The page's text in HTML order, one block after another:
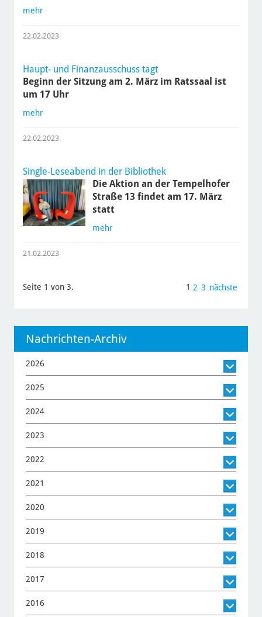
mehr
22.02.2023
Haupt- und Finanzausschuss tagt
Beginn der Sitzung am 2. März im Ratssaal ist
um 17 Uhr
mehr
22.02.2023
Single-Leseabend in der Bibliothek
Die Aktion an der Tempelhofer
Straße 13 findet am 17. März
statt
mehr
21.02.2023
Seite 1 von 3. 1 2 3 nächste
Nachrichten-Archiv
2026
2025
2024
2023
2022
2021
2020
2019
2018
2017
2016